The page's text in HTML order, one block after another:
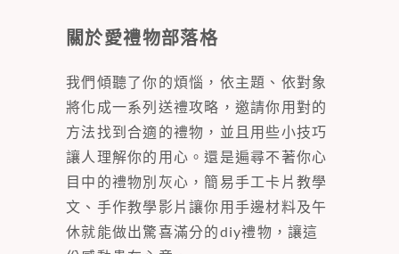
關於愛禮物部落格
我們傾聽了你的煩惱，依主題、依對象
將化成一系列送禮攻略，邀請你用對的
方法找到合適的禮物，並且用些小技巧
讓人理解你的用心。還是遍尋不著你心
目中的禮物別灰心，簡易手工卡片教學
文、手作教學影片讓你用手邊材料及午
休就能做出驚喜滿分的diy禮物，讓這